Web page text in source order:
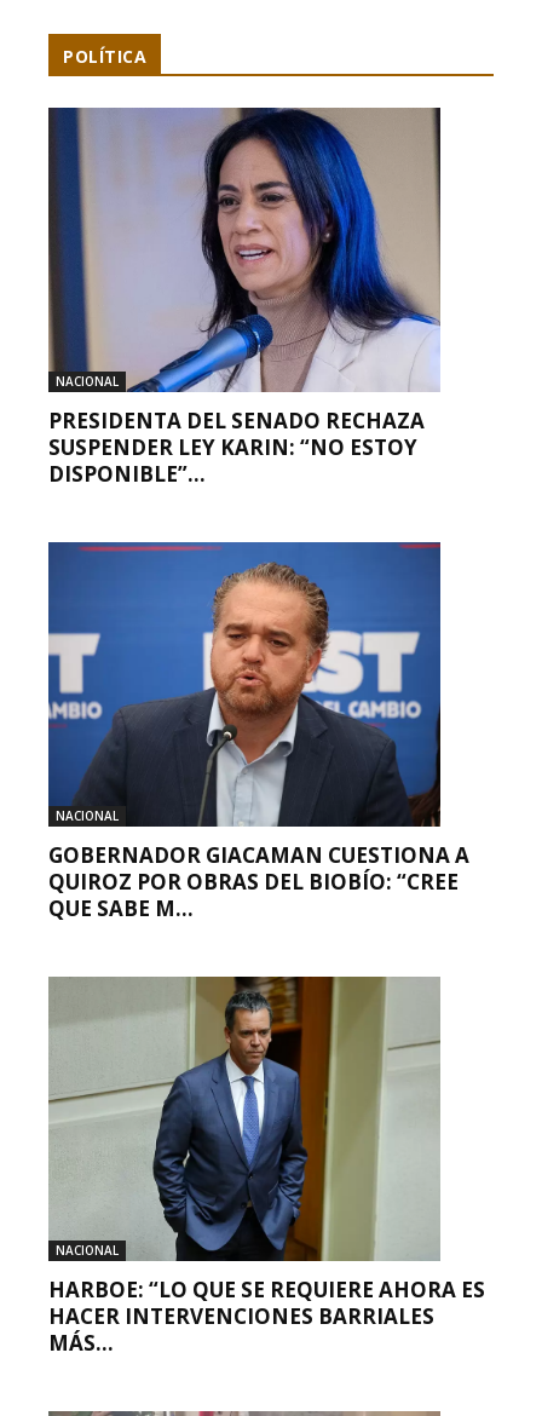
POLÍTICA
NACIONAL
PRESIDENTA DEL SENADO RECHAZA
SUSPENDER LEY KARIN: “NO ESTOY
DISPONIBLE”...
NACIONAL
GOBERNADOR GIACAMAN CUESTIONA A
QUIROZ POR OBRAS DEL BIOBÍO: “CREE
QUE SABE M...
NACIONAL
HARBOE: “LO QUE SE REQUIERE AHORA ES
HACER INTERVENCIONES BARRIALES
MÁS...